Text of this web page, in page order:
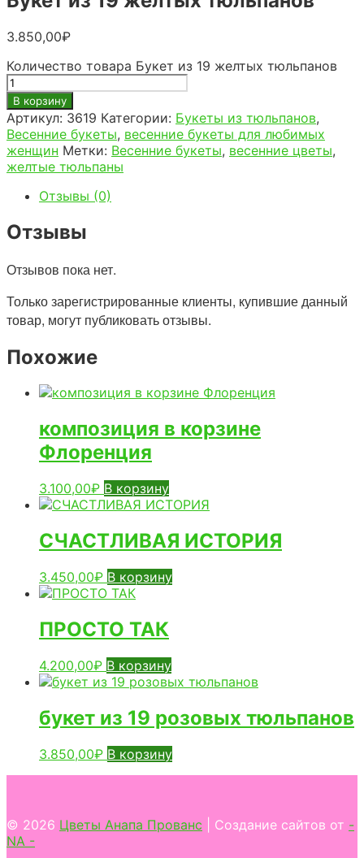
3.850,00₽
Количество товара Букет из 19 желтых тюльпанов
В корзину
Артикул: 3619 Категории: Букеты из тюльпанов,
Весенние букеты, весенние букеты для любимых
женщин Метки: Весенние букеты, весенние цветы,
желтые тюльпаны
Отзывы (0)
Отзывы
Отзывов пока нет.
Только зарегистрированные клиенты, купившие данный
товар, могут публиковать отзывы.
Похожие
композиция в корзине
Флоренция
3.100,00₽ В корзину
СЧАСТЛИВАЯ ИСТОРИЯ
3.450,00₽ В корзину
ПРОСТО ТАК
4.200,00₽ В корзину
букет из 19 розовых тюльпанов
3.850,00₽ В корзину
© 2026 Цветы Анапа Прованс | Создание сайтов от -
NA -